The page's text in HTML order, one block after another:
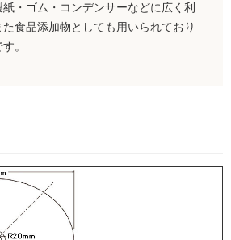
・ゴム・コンデンサーなどに広く利
食品添加物としても用いられており
。